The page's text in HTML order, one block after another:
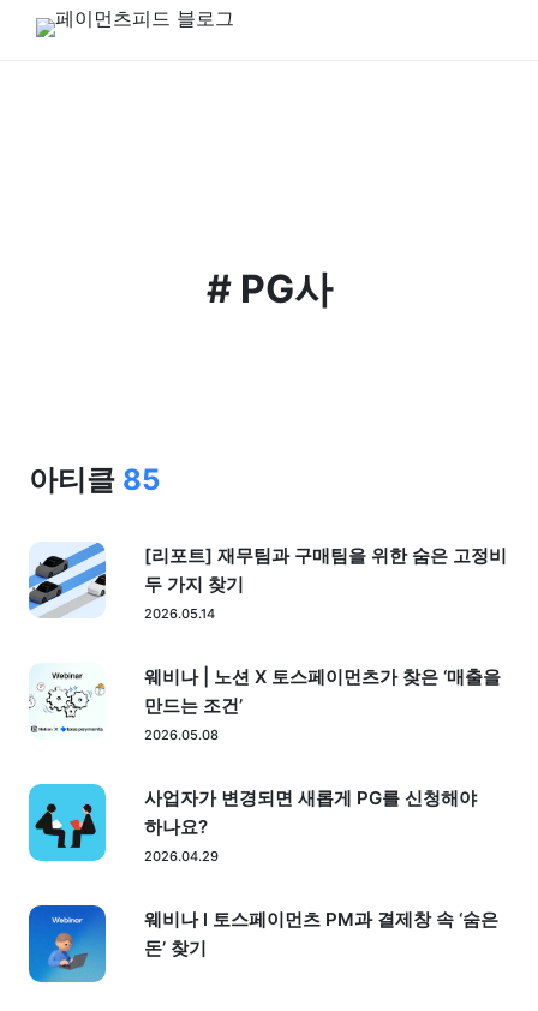
# PG사
아티클 85
[리포트] 재무팀과 구매팀을 위한 숨은 고정비
두 가지 찾기
2026.05.14
웨비나 | 노션 X 토스페이먼츠가 찾은 ‘매출을
만드는 조건’
2026.05.08
사업자가 변경되면 새롭게 PG를 신청해야
하나요?
2026.04.29
웨비나 l 토스페이먼츠 PM과 결제창 속 ‘숨은
돈’ 찾기